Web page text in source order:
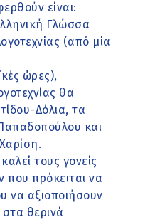
είναι:
Γλώσσα
(από μία
ώρες),
θα
Δόλια, τα
και
τους γονείς
πρόκειται να
να αξιοποιήσουν
θερινά